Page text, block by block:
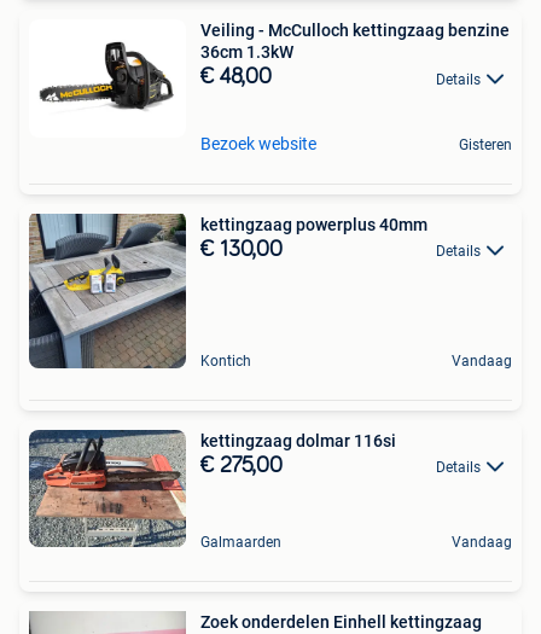
Veiling - McCulloch kettingzaag benzine
36cm 1.3kW
€ 48,00 Details
Bezoek website Gisteren
kettingzaag powerplus 40mm
€ 130,00 Details
Kontich Vandaag
kettingzaag dolmar 116si
€ 275,00 Details
Galmaarden Vandaag
Zoek onderdelen Einhell kettingzaag